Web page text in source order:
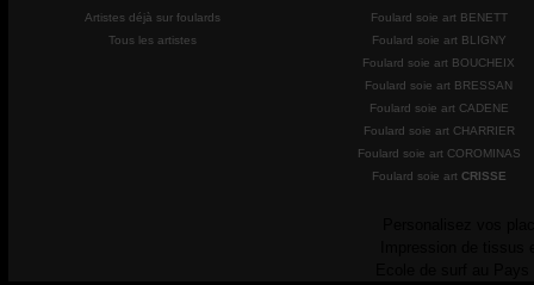
Artistes déjà sur foulards
Tous les artistes
Foulard soie art BENETT
Foulard soie art BLIGNY
Foulard soie art BOUCHEIX
Foulard soie art BRESSAN
Foulard soie art CADENE
Foulard soie art CHARRIER
Foulard soie art COROMINAS
Foulard soie art CRISSE